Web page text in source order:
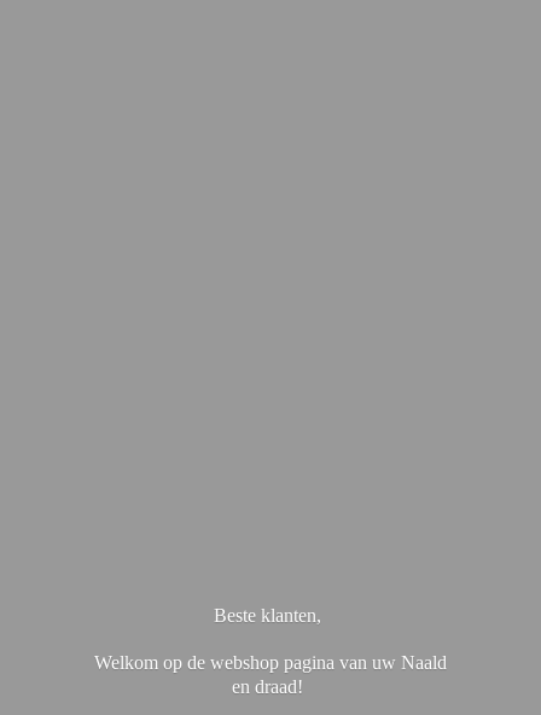
Beste klanten,
Welkom op de webshop pagina van uw Naald
en draad!